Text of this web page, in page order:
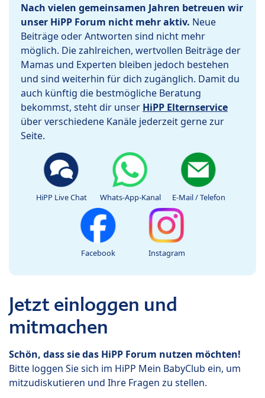
Nach vielen gemeinsamen Jahren betreuen wir
unser HiPP Forum nicht mehr aktiv. Neue
Beiträge oder Antworten sind nicht mehr
möglich. Die zahlreichen, wertvollen Beiträge der
Mamas und Experten bleiben jedoch bestehen
und sind weiterhin für dich zugänglich. Damit du
auch künftig die bestmögliche Beratung
bekommst, steht dir unser HiPP Elternservice
über verschiedene Kanäle jederzeit gerne zur
Seite.
HiPP Live Chat Whats-App-Kanal E-Mail / Telefon
Facebook Instagram
Jetzt einloggen und
mitmachen
Schön, dass sie das HiPP Forum nutzen möchten!
Bitte loggen Sie sich im HiPP Mein BabyClub ein, um
mitzudiskutieren und Ihre Fragen zu stellen.